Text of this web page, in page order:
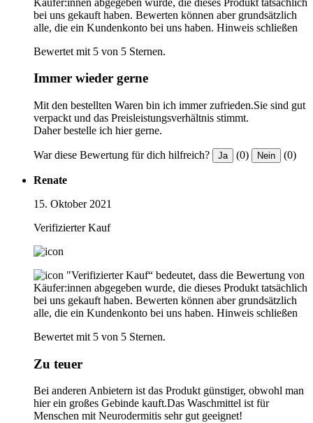
bei uns gekauft haben. Bewerten können aber grundsätzlich
alle, die ein Kundenkonto bei uns haben. Hinweis schließen
Bewertet mit 5 von 5 Sternen.
Immer wieder gerne
Mit den bestellten Waren bin ich immer zufrieden.Sie sind gut
verpackt und das Preisleistungsverhältnis stimmt.
Daher bestelle ich hier gerne.
War diese Bewertung für dich hilfreich? Ja (0) Nein (0)
Renate
15. Oktober 2021
Verifizierter Kauf
"Verifizierter Kauf“ bedeutet, dass die Bewertung von
Käufer:innen abgegeben wurde, die dieses Produkt tatsächlich
bei uns gekauft haben. Bewerten können aber grundsätzlich
alle, die ein Kundenkonto bei uns haben. Hinweis schließen
Bewertet mit 5 von 5 Sternen.
Zu teuer
Bei anderen Anbietern ist das Produkt günstiger, obwohl man
hier ein großes Gebinde kauft.Das Waschmittel ist für
Menschen mit Neurodermitis sehr gut geeignet!